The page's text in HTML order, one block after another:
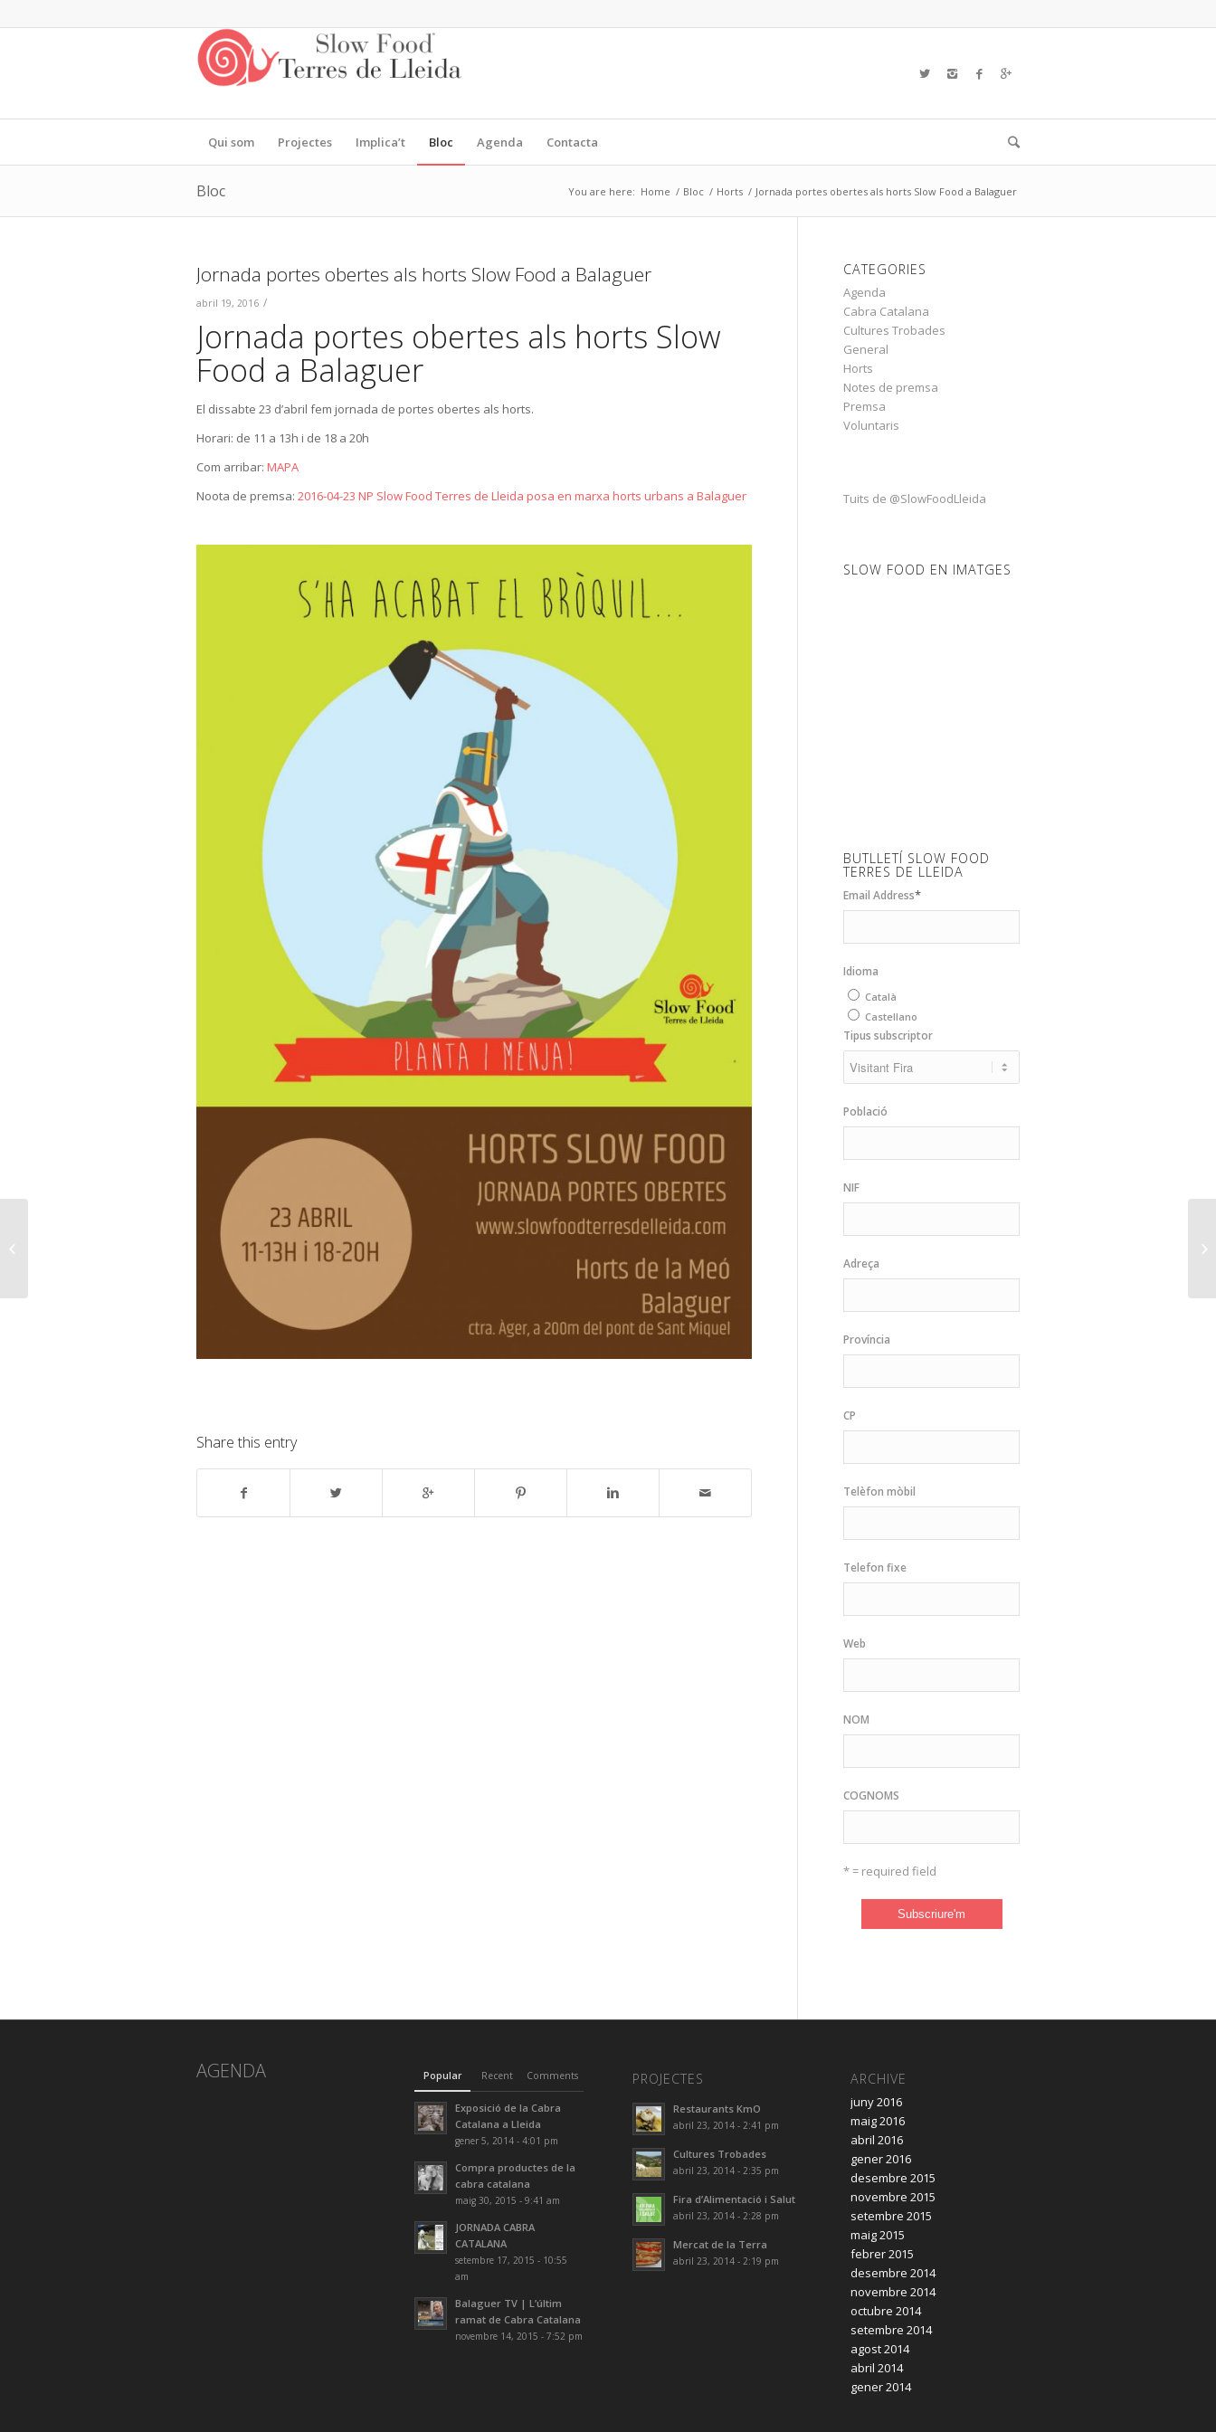
Qui som Projectes Implica’t Bloc Agenda Contacta
Bloc You are here: Home / Bloc / Horts / Jornada portes obertes als horts Slow Food a Balaguer
Jornada portes obertes als horts Slow Food a Balaguer
abril 19, 2016 /
Jornada portes obertes als horts Slow
Food a Balaguer
El dissabte 23 d’abril fem jornada de portes obertes als horts.
Horari: de 11 a 13h i de 18 a 20h
Com arribar: MAPA
Noota de premsa: 2016-04-23 NP Slow Food Terres de Lleida posa en marxa horts urbans a Balaguer
Share this entry
CATEGORIES
Agenda
Cabra Catalana
Cultures Trobades
General
Horts
Notes de premsa
Premsa
Voluntaris
Tuits de @SlowFoodLleida
SLOW FOOD EN IMATGES
BUTLLETÍ SLOW FOOD
TERRES DE LLEIDA
Email Address*
Idioma
Català
Castellano
Tipus subscriptor
Població
NIF
Adreça
Província
CP
Telèfon mòbil
Telefon fixe
Web
NOM
COGNOMS
* = required field
AGENDA Popular Recent Comments
Exposició de la Cabra
Catalana a Lleida
gener 5, 2014 - 4:01 pm
Compra productes de la
cabra catalana
maig 30, 2015 - 9:41 am
JORNADA CABRA
CATALANA
setembre 17, 2015 - 10:55
am
Balaguer TV | L’últim
ramat de Cabra Catalana
novembre 14, 2015 - 7:52 pm
PROJECTES
Restaurants KmO
abril 23, 2014 - 2:41 pm
Cultures Trobades
abril 23, 2014 - 2:35 pm
Fira d’Alimentació i Salut
abril 23, 2014 - 2:28 pm
Mercat de la Terra
abril 23, 2014 - 2:19 pm
ARCHIVE
juny 2016
maig 2016
abril 2016
gener 2016
desembre 2015
novembre 2015
setembre 2015
maig 2015
febrer 2015
desembre 2014
novembre 2014
octubre 2014
setembre 2014
agost 2014
abril 2014
gener 2014